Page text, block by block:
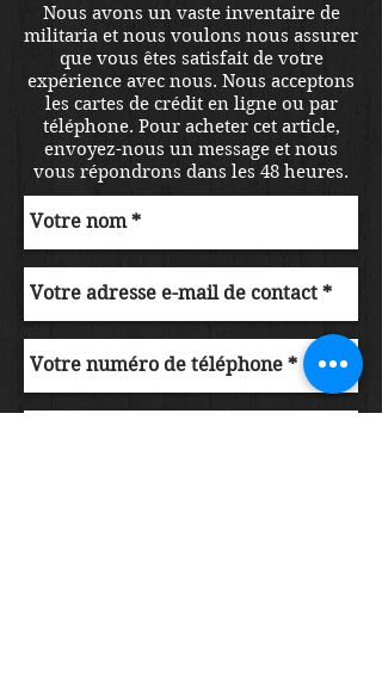
Nous avons un vaste inventaire de
militaria et nous voulons nous assurer
que vous êtes satisfait de votre
expérience avec nous. Nous acceptons
les cartes de crédit en ligne ou par
téléphone. Pour acheter cet article,
envoyez-nous un message et nous
vous répondrons dans les 48 heures.